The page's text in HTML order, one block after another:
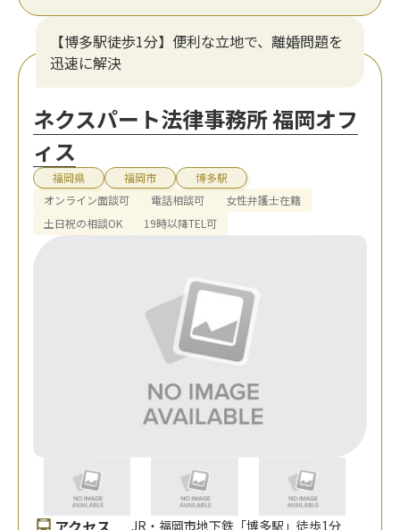
【博多駅徒歩1分】便利な立地で、離婚問題を
迅速に解決
ネクスパート法律事務所 福岡オフ
ィス
福岡県 福岡市
博多駅
オンライン面談可
電話相談可
女性弁護士在籍
土日祝の相談OK
19時以降TEL可
JR・福岡市地下鉄「博多駅」徒歩1分